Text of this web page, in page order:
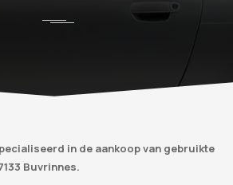
in de aankoop van gebruikte
Buvrinnes.